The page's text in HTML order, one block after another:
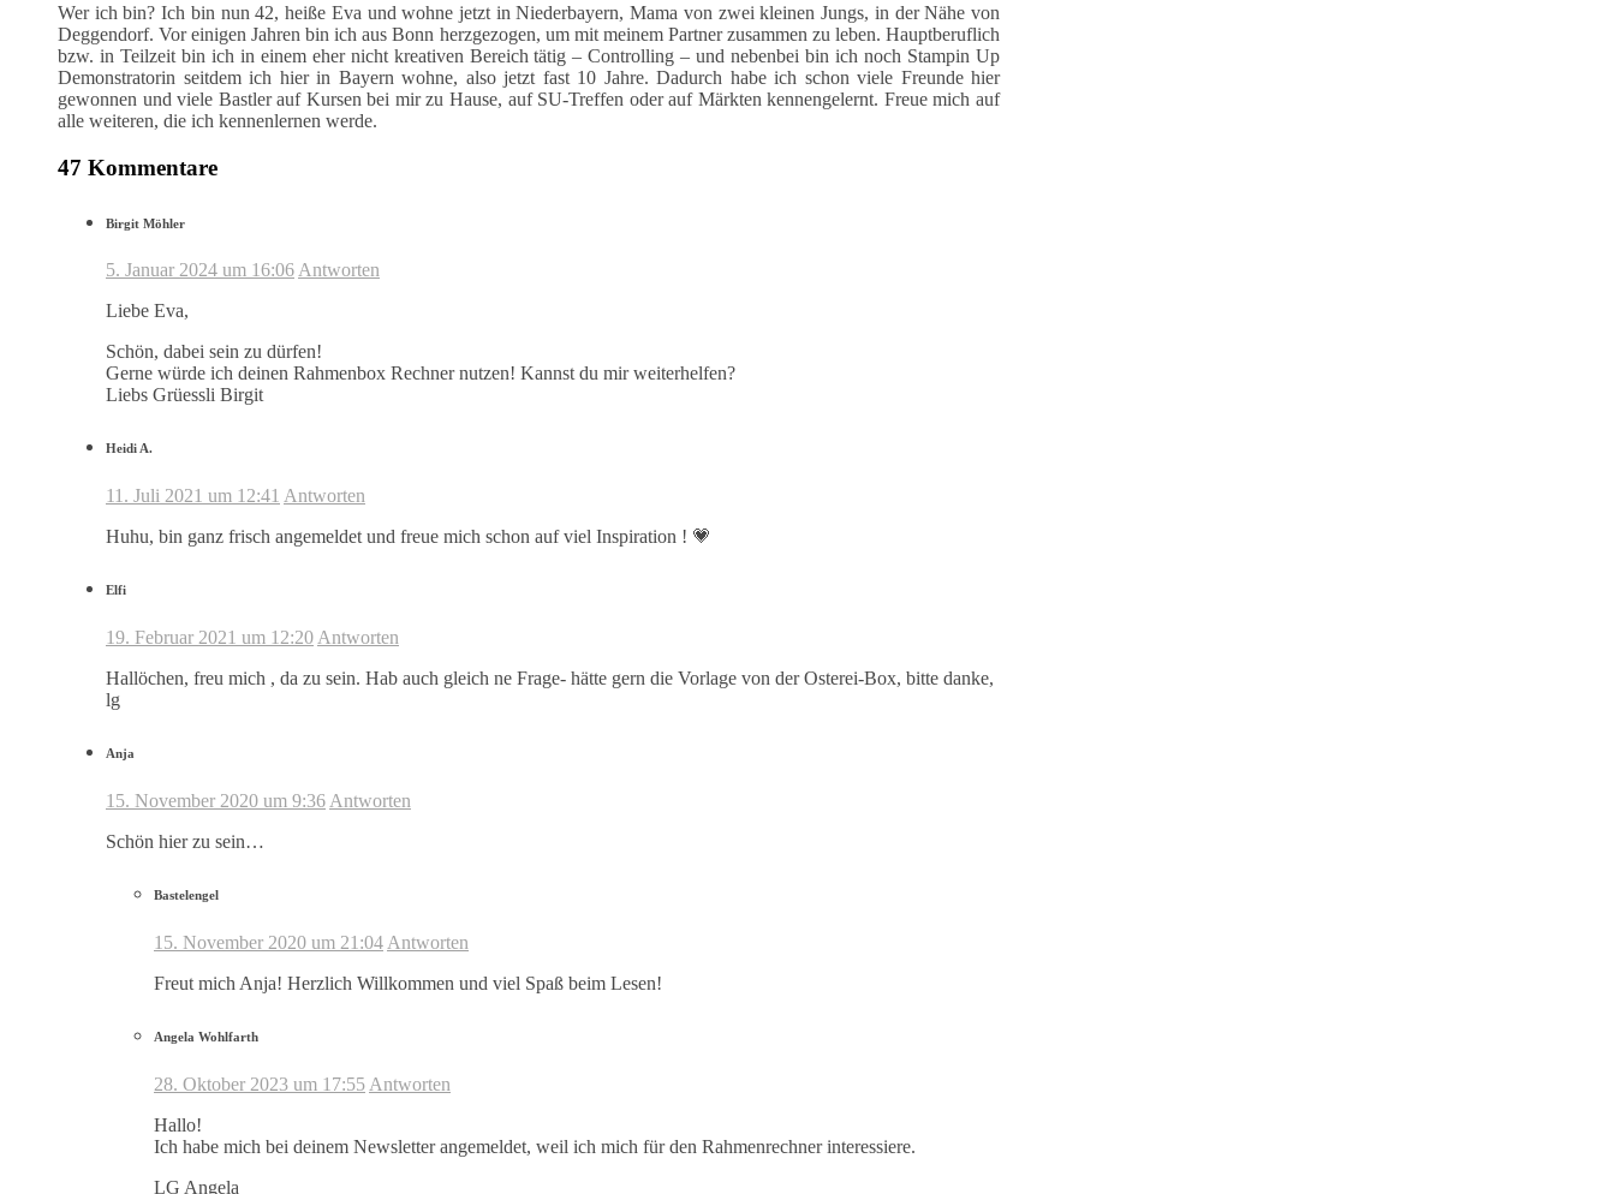
Wer ich bin? Ich bin nun 42, heiße Eva und wohne jetzt in Niederbayern, Mama von zwei kleinen Jungs, in der Nähe von
Deggendorf. Vor einigen Jahren bin ich aus Bonn herzgezogen, um mit meinem Partner zusammen zu leben. Hauptberuflich
bzw. in Teilzeit bin ich in einem eher nicht kreativen Bereich tätig – Controlling – und nebenbei bin ich noch Stampin Up
Demonstratorin seitdem ich hier in Bayern wohne, also jetzt fast 10 Jahre. Dadurch habe ich schon viele Freunde hier
gewonnen und viele Bastler auf Kursen bei mir zu Hause, auf SU-Treffen oder auf Märkten kennengelernt. Freue mich auf
alle weiteren, die ich kennenlernen werde.
47 Kommentare
Birgit Möhler
5. Januar 2024 um 16:06Antworten
Liebe Eva,
Schön, dabei sein zu dürfen!
Gerne würde ich deinen Rahmenbox Rechner nutzen! Kannst du mir weiterhelfen?
Liebs Grüessli Birgit
Heidi A.
11. Juli 2021 um 12:41 Antworten
Huhu, bin ganz frisch angemeldet und freue mich schon auf viel Inspiration ! 💗
Elfi
19. Februar 2021 um 12:20 Antworten
Hallöchen, freu mich , da zu sein. Hab auch gleich ne Frage- hätte gern die Vorlage von der Osterei-Box, bitte danke,
lg
Anja
15. November 2020 um 9:36 Antworten
Schön hier zu sein…
Bastelengel
15. November 2020 um 21:04 Antworten
Freut mich Anja! Herzlich Willkommen und viel Spaß beim Lesen!
Angela Wohlfarth
28. Oktober 2023 um 17:55 Antworten
Hallo!
Ich habe mich bei deinem Newsletter angemeldet, weil ich mich für den Rahmenrechner interessiere.
LG Angela